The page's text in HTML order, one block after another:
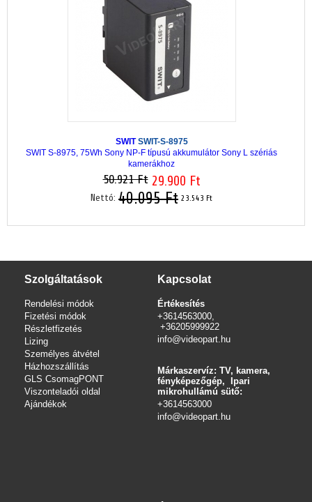
SWITSWIT-S-8975
SWIT S-8975, 75Wh Sony NP-F típusú akkumulátor Sony L szériás
kamerákhoz
50.921 Ft 29.900 Ft
Nettó: 40.095 Ft 23.543 Ft
Szolgáltatások
Rendelési módok
Fizetési módok
Részletfizetés
Lizing
Személyes átvétel
Házhozszállítás
GLS CsomagPONT
Viszonteladói oldal
Ajándékok
Kapcsolat
Értékesítés
+3614563000,
+36205999922
info@videopart.hu
Márkaszervíz: TV, kamera,
fényképezőgép, Ipari
mikrohullámú sütő:
+3614563000
info@videopart.hu